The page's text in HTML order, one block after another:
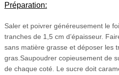
Préparation:
Saler et poivrer généreusement le
tranches de 1,5 cm d’épaisseur.
sans matière grasse et déposer les
gras.Saupoudrer copieusement de
de chaque coté. Le sucre doit